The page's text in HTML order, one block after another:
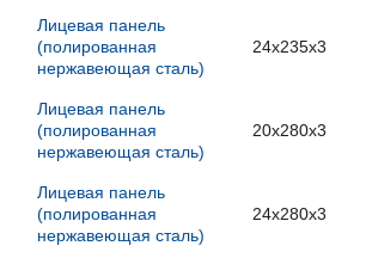
Лицевая панель
(полированная
нержавеющая сталь)
24x235x3
Лицевая панель
(полированная
нержавеющая сталь)
20x280x3
Лицевая панель
(полированная
нержавеющая сталь)
24x280x3